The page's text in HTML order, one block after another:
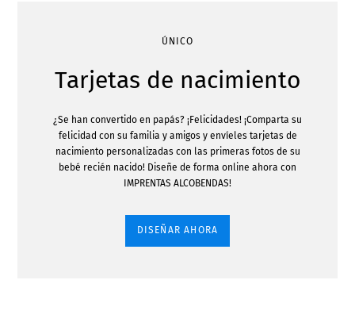
ÚNICO
Tarjetas de nacimiento
¿Se han convertido en papás? ¡Felicidades! ¡Comparta su
felicidad con su familia y amigos y envíeles tarjetas de
nacimiento personalizadas con las primeras fotos de su
bebé recién nacido! Diseñe de forma online ahora con
IMPRENTAS ALCOBENDAS!
DISEÑAR AHORA